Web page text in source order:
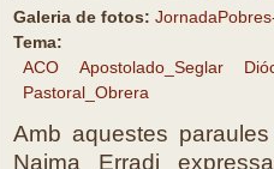
Galeria de fotos:
Tema:
ACO
Apostolado_Seglar
Pastoral_Obrera
Amb aquestes
Naima Erradi